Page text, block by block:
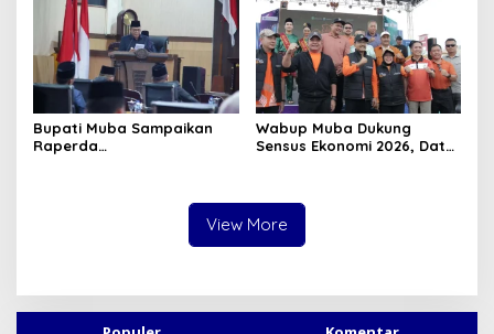
Bupati Muba Sampaikan
Raperda
Wabup Muba Dukung
Sensus Ekonomi 2026, Data
View More